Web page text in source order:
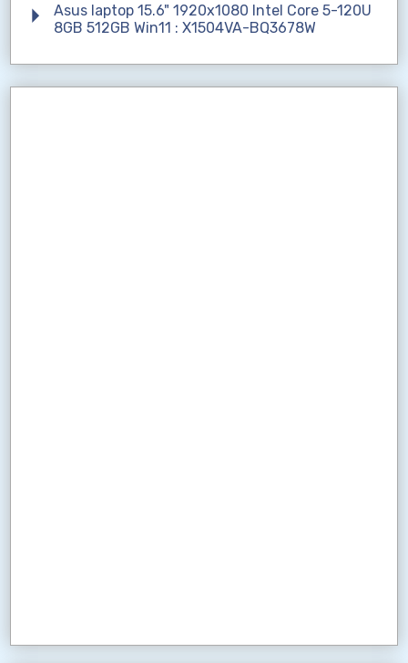
Asus laptop 15.6" 1920x1080 Intel Core 5-120U
8GB 512GB Win11 : X1504VA-BQ3678W